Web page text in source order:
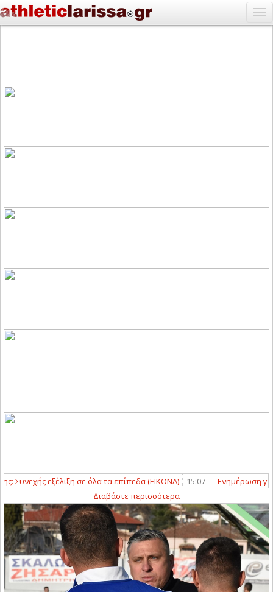
εξέλιξη σε όλα τα επίπεδα (ΕΙΚΟΝΑ) 15:07 - Ενημέρωση για
Διαβάστε περισσότερα